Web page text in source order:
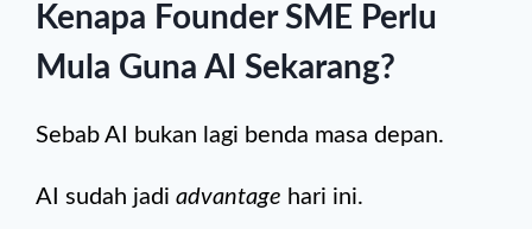
Kenapa Founder SME Perlu
Mula Guna AI Sekarang?
Sebab AI bukan lagi benda masa depan.
AI sudah jadi advantage hari ini.